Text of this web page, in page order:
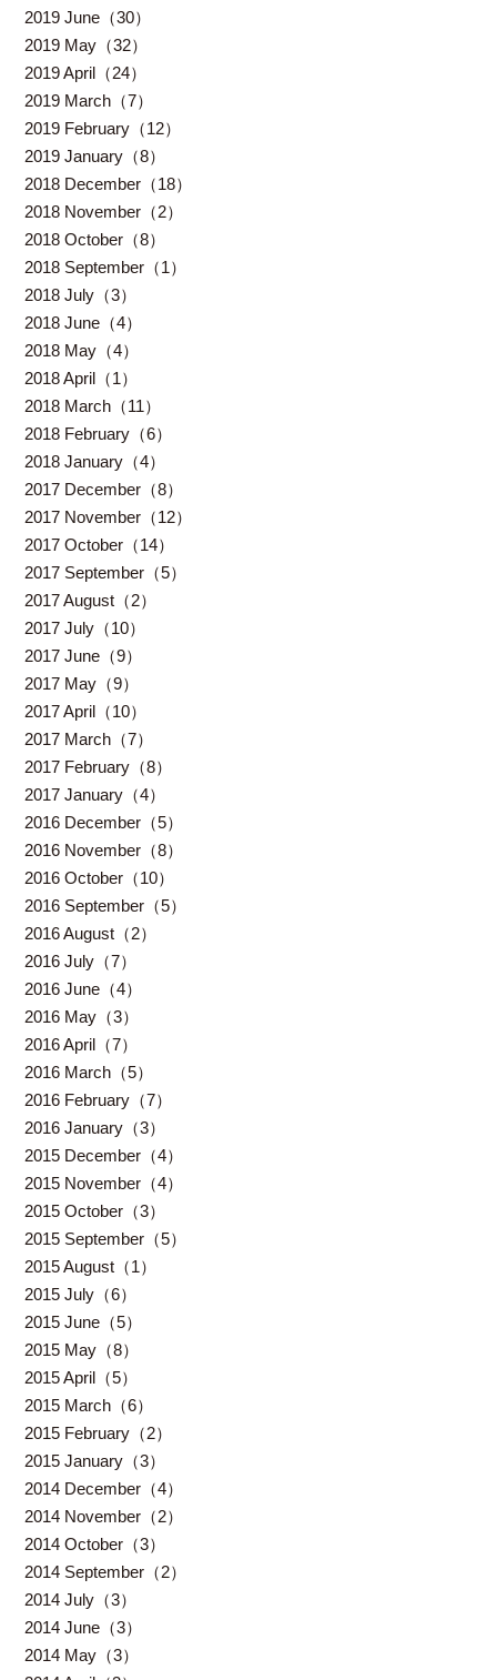
2019 June（30）
2019 May（32）
2019 April（24）
2019 March（7）
2019 February（12）
2019 January（8）
2018 December（18）
2018 November（2）
2018 October（8）
2018 September（1）
2018 July（3）
2018 June（4）
2018 May（4）
2018 April（1）
2018 March（11）
2018 February（6）
2018 January（4）
2017 December（8）
2017 November（12）
2017 October（14）
2017 September（5）
2017 August（2）
2017 July（10）
2017 June（9）
2017 May（9）
2017 April（10）
2017 March（7）
2017 February（8）
2017 January（4）
2016 December（5）
2016 November（8）
2016 October（10）
2016 September（5）
2016 August（2）
2016 July（7）
2016 June（4）
2016 May（3）
2016 April（7）
2016 March（5）
2016 February（7）
2016 January（3）
2015 December（4）
2015 November（4）
2015 October（3）
2015 September（5）
2015 August（1）
2015 July（6）
2015 June（5）
2015 May（8）
2015 April（5）
2015 March（6）
2015 February（2）
2015 January（3）
2014 December（4）
2014 November（2）
2014 October（3）
2014 September（2）
2014 July（3）
2014 June（3）
2014 May（3）